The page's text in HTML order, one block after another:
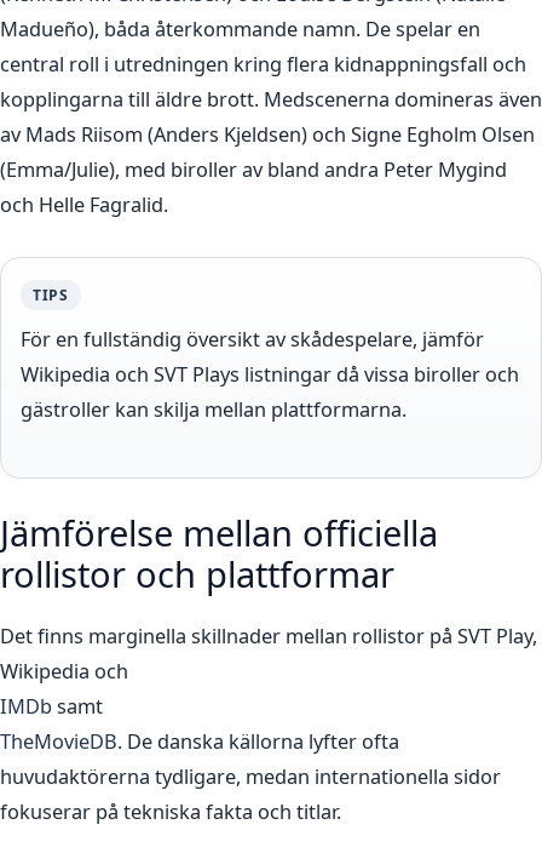
Madueño), båda återkommande namn. De spelar en
central roll i utredningen kring flera kidnappningsfall och
kopplingarna till äldre brott. Medscenerna domineras även
av Mads Riisom (Anders Kjeldsen) och Signe Egholm Olsen
(Emma/Julie), med biroller av bland andra Peter Mygind
och Helle Fagralid.
TIPS
För en fullständig översikt av skådespelare, jämför
Wikipedia och SVT Plays listningar då vissa biroller och
gästroller kan skilja mellan plattformarna.
Jämförelse mellan officiella
rollistor och plattformar
Det finns marginella skillnader mellan rollistor på SVT Play,
Wikipedia och
IMDbsamt
TheMovieDB. De danska källorna lyfter ofta
huvudaktörerna tydligare, medan internationella sidor
fokuserar på tekniska fakta och titlar.